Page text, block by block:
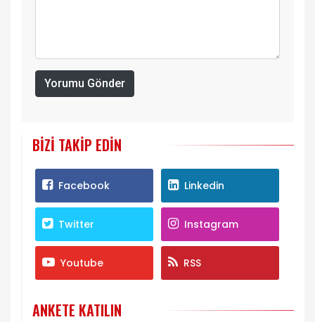
Yorumu Gönder
BIZI TAKIP EDIN
Facebook Linkedin
Twitter Instagram
Youtube RSS
ANKETE KATILIN